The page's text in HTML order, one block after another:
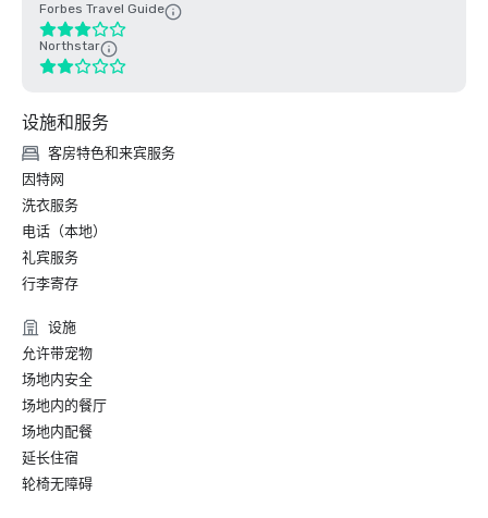
Forbes Travel Guide
Northstar
设施和服务
客房特色和来宾服务
因特网
洗衣服务
电话（本地）
礼宾服务
行李寄存
设施
允许带宠物
场地内安全
场地内的餐厅
场地内配餐
延长住宿
轮椅无障碍